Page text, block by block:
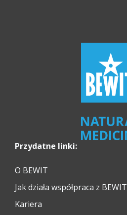
Przydatne linki:
O BEWIT
Jak działa współpraca z BEWIT
Kariera